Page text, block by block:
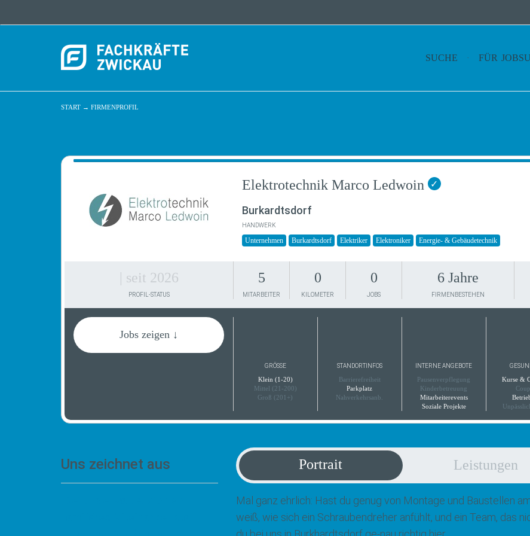
SUCHE FÜR
START → FIRMENPROFIL
Elektrotechnik Marco Ledwoin ✓
Burkardtsdorf
HANDWERK
Unternehmen Burkardtsdorf Elektriker Elektroniker Energie- & Gebäudetechnik
| seit 2026
PROFIL-STATUS
5
MITARBEITER
0
KILOMETER
0
JOBS
6 Jahre
FIRMENBESTEHEN
Jobs zeigen ↓
GRÖSSE
Klein (1-20)
Mittel (21-200)
Groß (201+)
STANDORTINFOS
Barrierefreiheit
Parkplatz
Nahverkehrsanb.
INTERNE ANGEBOTE
Pausenverpflegung
Kinderbetreuung
Mitarbeiterevents
Soziale Projekte
Kurse &
Uns zeichnet aus Portrait Leistungen
Mal ganz ehrlich: Hast du genug von Montage und Baustellen
weiß, wie sich ein Schraubendreher anfühlt, und ein Team, das